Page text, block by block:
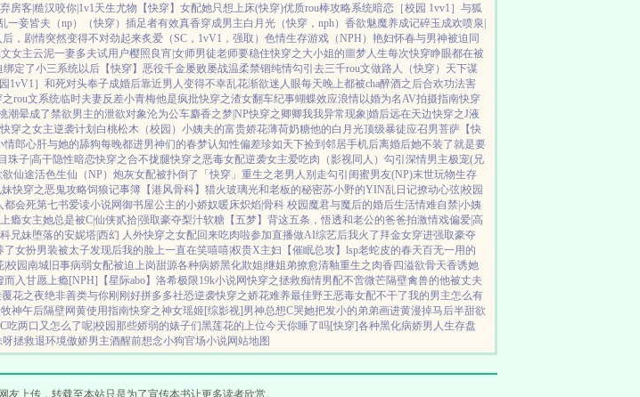
房客|糙汉咬你|1v1天生尤物【快穿】 女配她只想上床(快穿)优质rou棒攻略系统暗恋［校园 1vv1］ 与狐
一妾皆夫（np） （快穿）插足者有效真香穿成男主白月光（快穿，nph） 香欲魅魔养成记碎玉成欢喷泉|
后，剧情突然变得不对劲起来炙爱（SC，1vV1，强取） 色情生存游戏（NPH） 艳妇怀春与男神被迫同
女主云泥一妻多夫试用户樱照良宵|女师男徒老师要稳住快穿之大小姐的噩梦人生每次快穿睁眼都在被
绑定了小三系统以后【快穿】 恶役千金屡败屡战温柔禁锢纯情勾引 去三千rou文做路人（快穿） 天下谋
1vV1］ 和死对头奉子成婚后靠近男人变得不幸乱花渐欲迷人眼每天晚上都被cha醉酒之后合欢功法害
之rou文系统临时夫妻反差小青梅他是疯批快穿之渣女翻车纪事蝴蝶效应浪情以婚为名AV拍摄指南快穿
潮晕成了禁欲男主的泄欲对象沦为公车麝香之梦|NP快穿之卿卿我我异常现象|婚后远在天边快穿之J液
快穿之女主逆袭计划 白桃松木（校园） 小姨夫的富贵娇花薄荷奶糖他的白月光顶级暴徒应召男菩萨 【快
情郎心肝与她的舔狗每晚都进男神们的春梦认知性偏差珍如天下捡到邻居手机后离婚后她不装了就是要
珠子|高干隐性暗恋快穿之合不拢腿快穿之恶毒女配逆袭女主爱吃肉 （影视同人）勾引深情男主极宠(兄
欲仙途活色生仙（NP） 炮灰女配被扑倒了「快穿」 重生之老男人别走勾引闺蜜男友(NP)末世玩物生存
妹快穿之恶鬼攻略饲狼记事簿 【港风骨科】猎火玻璃光和老板的秘密苏小野的YIN乱日记撩动心弦|校园
都会死第七书爱读小说网御书屋公主的小娇奴暖床炽焰|骨科 校园 魔君与魔后的婚后生活情难自禁|小姨
瘾女主她总是被C|仙侠贰拾|强取豪夺梨汁软糖 【五梦】背这五条，悟透和老公的爸爸拍激情戏偏爱|高
兄妹堕落的安妮塔|西幻 人外快穿之女配回来吃肉啦参加直播做AI综艺后我火了 拜金女穿进强取豪夺
了女扮男装被太子发现后我的脸上一直在笑嘻嘻|权贵X主妇 【催眠总攻】lsp老蛇皮的春天百无一用的
|校园南城旧事病弱女配被迫上岗甜源各种病娇黑化欺姐|继姐弟撩愈清釉重生之肉香四溢欲骨天香诱她
而入甘愿上瘾[NPH] 【星际abo】洛希极限19k小说网快穿之拯救痴情男配不啻微芒隔壁禽兽的他被丈夫
花之夜绝非善类与你刚刚好拼多多社恐逆袭快穿之娇花难养最佳野王恶毒女配不干了我的男主怎么有
牧神午后隔壁网黄使用指南快穿之神女瑶姬[综影视]男神总想C哭她把发小的弟弟画进黄漫掉马后半甜欲
吃两口又怎么了呢|校园那些娇弱的婊子们黑莲花的上位今天你睡了吗[快穿]各种黑化病娇男 人生存盘
呀拯救退环境傲娇男主酒醒前想念小狗官场小说网站地图
上传，转载至本站只是为了宣传本书让更多读者欣赏。